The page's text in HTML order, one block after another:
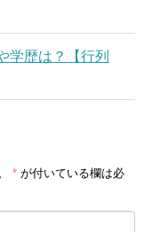
学歴は？【行列
* が付いている欄は必